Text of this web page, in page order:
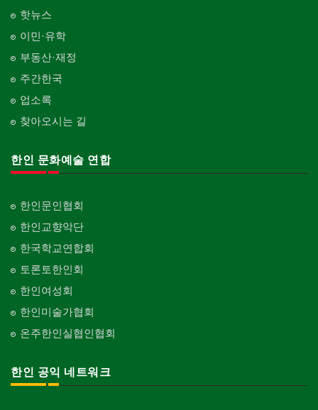
핫뉴스
이민·유학
부동산·재정
주간한국
업소록
찾아오시는 길
한인 문화예술 연합
한인문인협회
한인교향악단
한국학교연합회
토론토한인회
한인여성회
한인미술가협회
온주한인실협인협회
한인 공익 네트워크